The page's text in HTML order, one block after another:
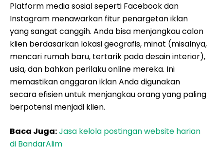
Platform media sosial seperti Facebook dan
Instagram menawarkan fitur penargetan iklan
yang sangat canggih. Anda bisa menjangkau calon
klien berdasarkan lokasi geografis, minat (misalnya,
mencari rumah baru, tertarik pada desain interior),
usia, dan bahkan perilaku online mereka. Ini
memastikan anggaran iklan Anda digunakan
secara efisien untuk menjangkau orang yang paling
berpotensi menjadi klien.
Baca Juga:Jasa kelola postingan website harian
di BandarAlim